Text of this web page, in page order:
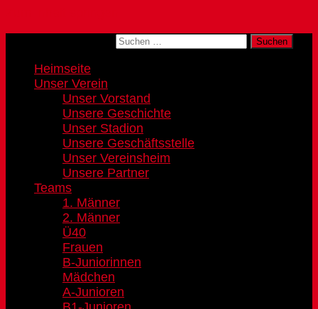
Heimseite
Unser Verein
Unser Vorstand
Unsere Geschichte
Unser Stadion
Unsere Geschäftsstelle
Unser Vereinsheim
Unsere Partner
Teams
1. Männer
2. Männer
Ü40
Frauen
B-Juniorinnen
Mädchen
A-Junioren